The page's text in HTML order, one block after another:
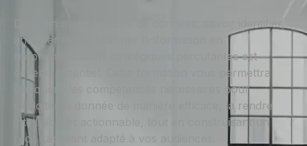
Dans un monde saturé de données, savoir identifier,
analyser et transformer l’information en
recommandations stratégiques percutantes est
devenu essentiel. Cette formation vous permettra
d’acquérir les compétences nécessaires pour
exploiter la donnée de manière efficace, la rendre
intelligible et actionnable, tout en construisant un
récit captivant adapté à vos audiences.